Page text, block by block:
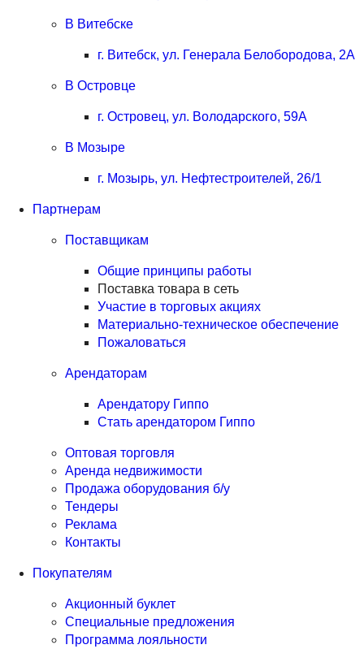
В Витебске
г. Витебск, ул. Генерала Белобородова, 2А
В Островце
г. Островец, ул. Володарского, 59А
В Мозыре
г. Мозырь, ул. Нефтестроителей, 26/1
Партнерам
Поставщикам
Общие принципы работы
Поставка товара в сеть
Участие в торговых акциях
Материально-техническое обеспечение
Пожаловаться
Арендаторам
Арендатору Гиппо
Стать арендатором Гиппо
Оптовая торговля
Аренда недвижимости
Продажа оборудования б/у
Тендеры
Реклама
Контакты
Покупателям
Акционный буклет
Специальные предложения
Программа лояльности